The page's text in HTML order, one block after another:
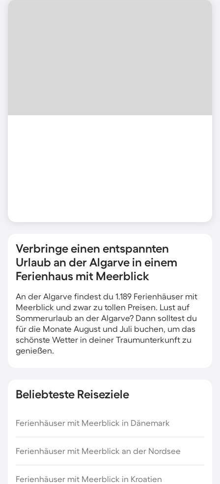
Verbringe einen entspannten
Urlaub an der Algarve in einem
Ferienhaus mit Meerblick
An der Algarve findest du 1.189 Ferienhäuser mit
Meerblick und zwar zu tollen Preisen. Lust auf
Sommerurlaub an der Algarve? Dann solltest du
für die Monate August und Juli buchen, um das
schönste Wetter in deiner Traumunterkunft zu
genießen.
Beliebteste Reiseziele
Ferienhäuser mit Meerblick in Dänemark
Ferienhäuser mit Meerblick an der Nordsee
Ferienhäuser mit Meerblick in Kroatien